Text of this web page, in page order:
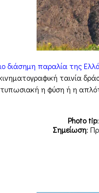
διάσημη παραλία της
ταινία
η φύση ή η
Photo tip
Σημείωση: